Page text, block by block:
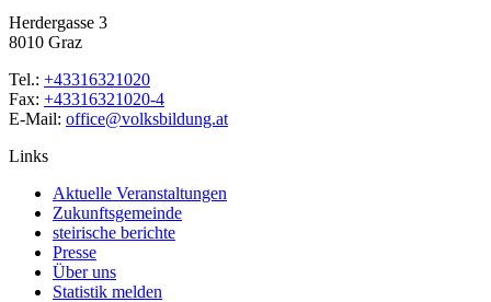
Herdergasse 3
8010 Graz
Tel.: +43316321020
Fax: +43316321020-4
E-Mail: office@volksbildung.at
Links
Aktuelle Veranstaltungen
Zukunftsgemeinde
steirische berichte
Presse
Über uns
Statistik melden